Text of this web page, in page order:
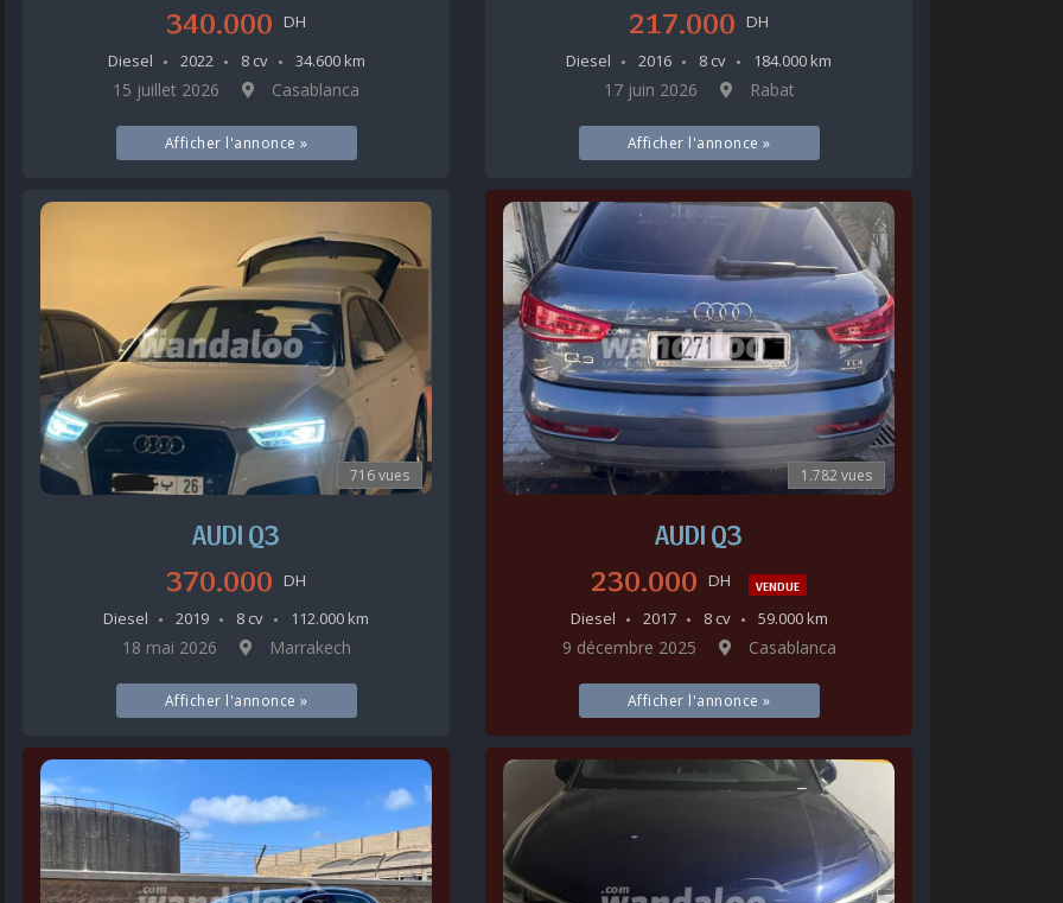
340.000 DH
Diesel
2022 8 cv 34.600 km
15 juillet 2026 Casablanca
Afficher l'annonce »
217.000 DH
Diesel
2016 8 cv 184.000 km
17 juin 2026 Rabat
Afficher l'annonce »
716 vues
AUDI Q3
370.000 DH
Diesel
2019 8 cv 112.000 km
18 mai 2026 Marrakech
Afficher l'annonce »
1.782 vues
AUDI Q3
230.000 DH VENDUE
Diesel 2017 8 cv 59.000 km
9 décembre 2025 Casablanca
Afficher l'annonce »